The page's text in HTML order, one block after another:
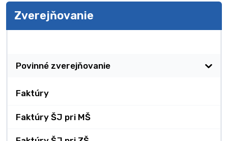
Zverejňovanie
Povinné zverejňovanie
Faktúry
Faktúry ŠJ pri MŠ